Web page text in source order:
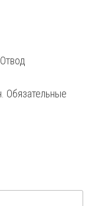
Обязательные